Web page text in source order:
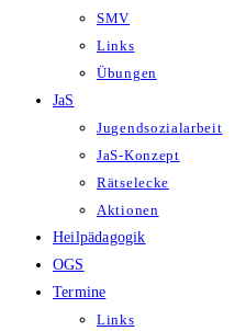
SMV
Links
Übungen
JaS
Jugendsozialarbeit
JaS-Konzept
Rätselecke
Aktionen
Heilpädagogik
OGS
Termine
Links